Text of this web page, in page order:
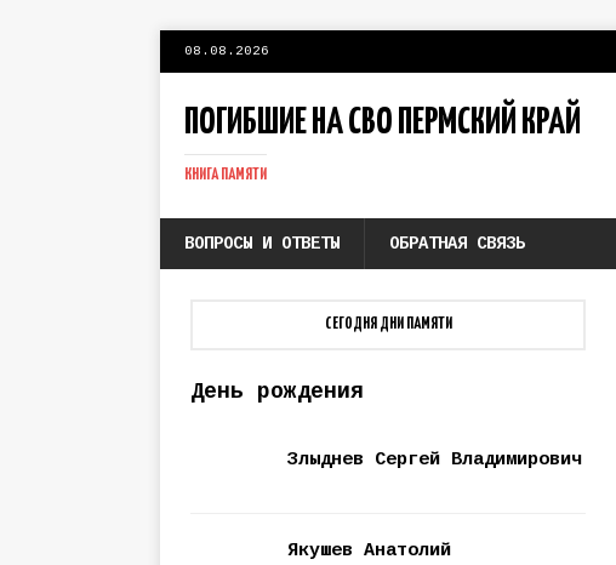
08.08.2026
ПОГИБШИЕ НА СВО ПЕРМСКИЙ КРАЙ
КНИГА ПАМЯТИ
ВОПРОСЫ И ОТВЕТЫ ОБРАТНАЯ СВЯЗЬ
СЕГОДНЯ ДНИ ПАМЯТИ
День рождения
Злыднев Сергей Владимирович
Якушев Анатолий